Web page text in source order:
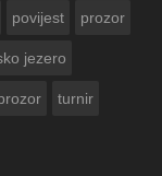
povijest prozor
jezero
turnir